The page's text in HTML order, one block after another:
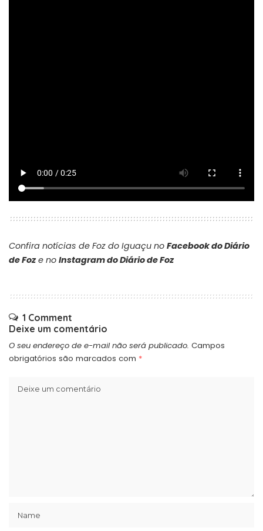
Confira notícias de Foz do Iguaçu no Facebook do Diário
de Foze no Instagram do Diário de Foz
1 Comment
Deixe um comentário
O seu endereço de e-mail não será publicado. Campos
obrigatórios são marcados com *